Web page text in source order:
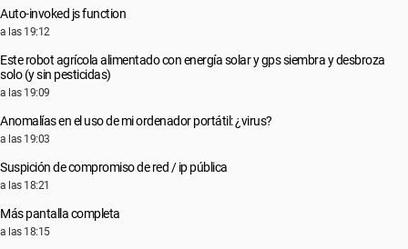
Auto-invoked js function
a las 19:12
Este robot agrícola alimentado con energía solar y gps siembra y desbroza
solo (y sin pesticidas)
a las 19:09
Anomalías en el uso de mi ordenador portátil: ¿virus?
a las 19:03
Suspición de compromiso de red / ip pública
a las 18:21
Más pantalla completa
a las 18:15